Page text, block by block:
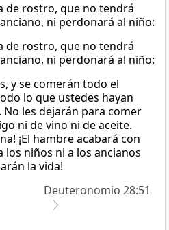
de rostro, que no tendrá
ni perdonará al niño:
de rostro, que no tendrá
ni perdonará al niño:
y se comerán todo el
lo que ustedes hayan
les dejarán para comer
ni de vino ni de aceite.
¡El hambre acabará con
los niños ni a los ancianos
la vida!
Deuteronomio 28:51